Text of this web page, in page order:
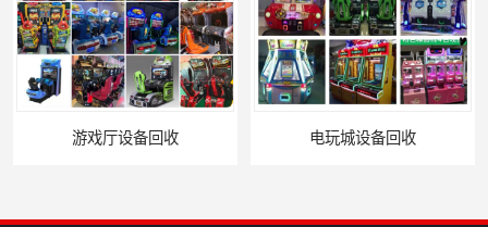
电玩城设备回收 全国二手游艺机上门回收公司